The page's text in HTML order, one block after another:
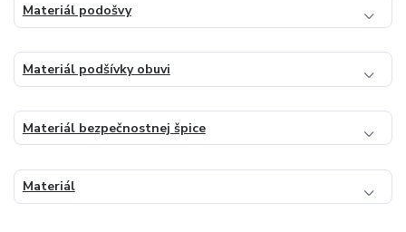
Materiál podošvy
Materiál podšívky obuvi
Materiál bezpečnostnej špice
Materiál